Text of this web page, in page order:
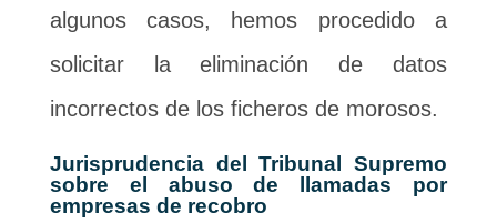
algunos casos, hemos procedido a
solicitar la eliminación de datos
incorrectos de los ficheros de morosos.
Jurisprudencia del Tribunal Supremo
sobre el abuso de llamadas por
empresas de recobro